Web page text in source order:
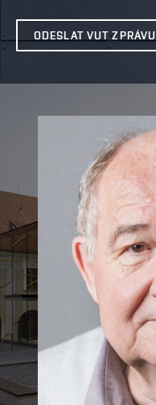
ODESLAT VUT ZPRÁVU